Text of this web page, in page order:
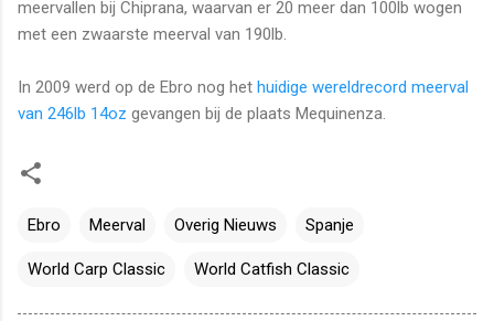
meervallen bij Chiprana, waarvan er 20 meer dan 100lb wogen
met een zwaarste meerval van 190lb.
In 2009 werd op de Ebro nog het huidige wereldrecord meerval
van 246lb 14oz gevangen bij de plaats Mequinenza.
Ebro Meerval Overig Nieuws Spanje
World Carp Classic World Catfish Classic